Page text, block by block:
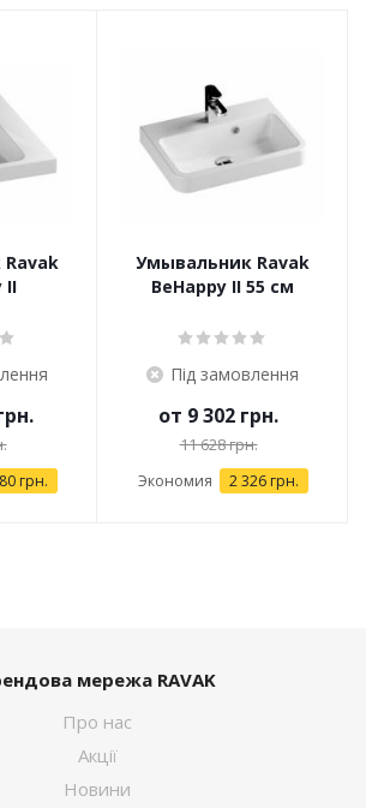
II
грн.
Умывальник Ravak
BeHappy II 55 см
Під замовлення
от 9 302 грн.
11 628 грн.
Экономия 2 326 грн.
мережа RAVAK
Про нас
Акції
Новини